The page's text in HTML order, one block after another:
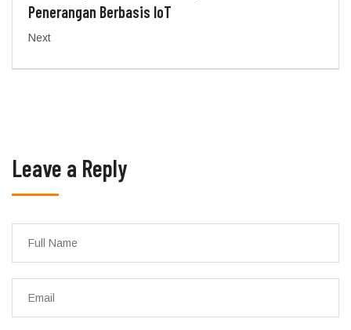
Penerangan Berbasis IoT
Next
Leave a Reply